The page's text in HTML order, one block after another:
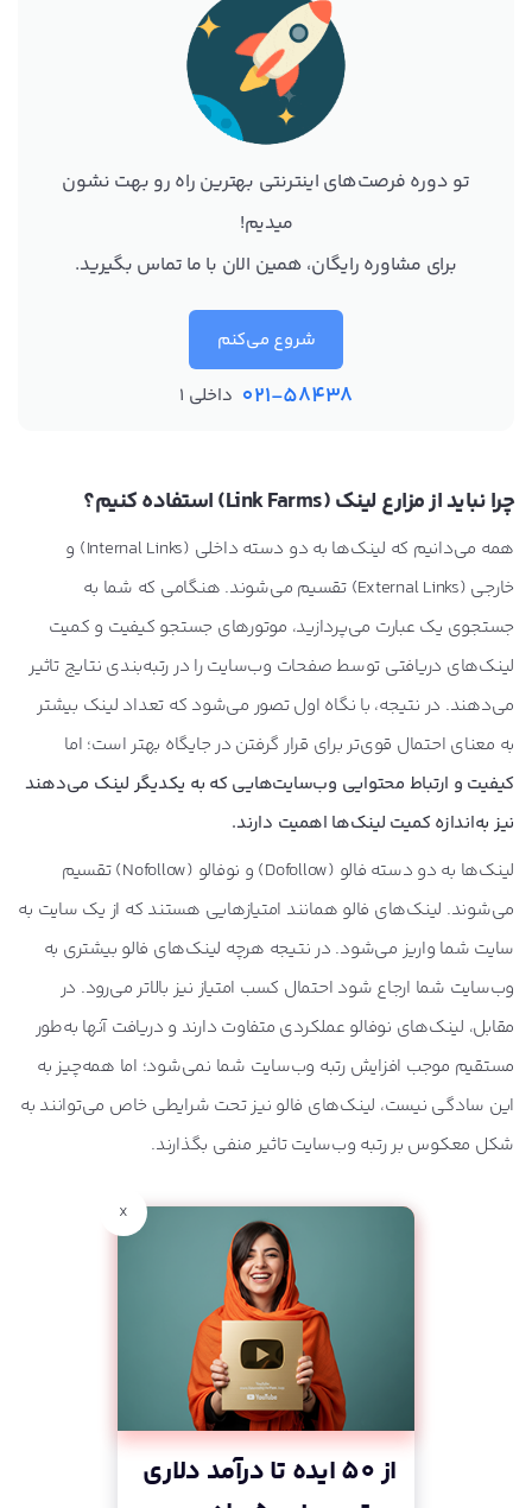
تو دوره فرصت‌های اینترنتی بهترین راه رو بهت نشون
میدیم!
برای مشاوره رایگان، همین الان با ما تماس بگیرید.
شروع می‌کنم
021-58438 داخلی 1
چرا نباید از مزارع لینک (Link Farms) استفاده کنیم؟
همه می‌دانیم که لینک‌ها به دو دسته داخلی (Internal Links) و
خارجی (External Links) تقسیم می‌شوند. هنگامی که شما به
جستجوی یک عبارت می‌پردازید، موتورهای جستجو کیفیت و کمیت
لینک‌های دریافتی توسط صفحات وب‌سایت را در رتبه‌بندی نتایج تاثیر
می‌دهند. در نتیجه، با نگاه اول تصور می‌شود که تعداد لینک بیشتر
به معنای احتمال قوی‌تر برای قرار گرفتن در جایگاه بهتر است؛ اما
کیفیت و ارتباط محتوایی وب‌سایت‌هایی که به یکدیگر لینک می‌دهند
نیز به‌اندازه کمیت لینک‌ها اهمیت دارند.
لینک‌ها به دو دسته فالو (Dofollow) و نوفالو (Nofollow) تقسیم
می‌شوند. لینک‌های فالو همانند امتیازهایی هستند که از یک سایت به
سایت شما واریز می‌شود. در نتیجه هرچه لینک‌های فالو بیشتری به
وب‌سایت شما ارجاع شود احتمال کسب امتیاز نیز بالاتر می‌رود. در
مقابل، لینک‌های نوفالو عملکردی متفاوت دارند و دریافت آنها به‌طور
مستقیم موجب افزایش رتبه وب‌سایت شما نمی‌شود؛ اما همه‌چیز به
این سادگی نیست، لینک‌های فالو نیز تحت شرایطی خاص می‌توانند به
شکل معکوس بر رتبه وب‌سایت تاثیر منفی بگذارند.
x
از 50 ایده تا درآمد دلاری